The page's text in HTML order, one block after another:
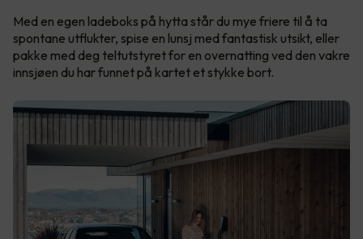
Med en egen ladeboks på hytta står du mye friere til å ta
spontane utflukter, spise en lunsj med fantastisk utsikt, eller
pakke med deg teltutstyret for en overnatting ved den vakre
innsjøen du har funnet på kartet et stykke bort.